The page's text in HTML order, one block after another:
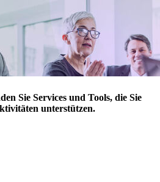
Sie Services und Tools, die Sie
unterstützen.